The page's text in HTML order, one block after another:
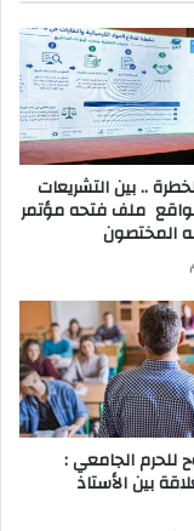
للحرم الجامعي :
بين الأستاذ